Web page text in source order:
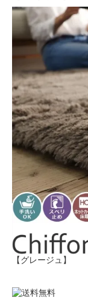
【グレージュ】